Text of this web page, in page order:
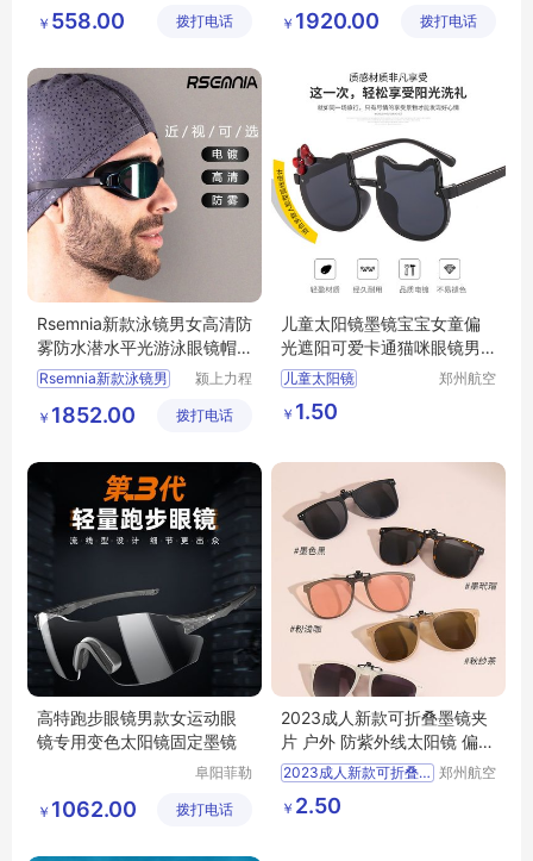
老人眼镜片
有限公司
￥ 558.00 拨打电话
有限公司
￥ 1920.00 拨打电话
Rsemnia新款泳镜男女高清防
雾防水潜水平光游泳眼镜帽
套装备
Rsemnia新款泳镜男
颍上力程
有限公司
￥ 1852.00 拨打电话
儿童太阳镜墨镜宝宝女童偏
光遮阳可爱卡通猫咪眼镜男
童潮个性时尚
儿童太阳镜
宝宝女童偏光遮阳
郑州航空
￥ 1.50
高特跑步眼镜男款女运动眼
镜专用变色太阳镜固定墨镜
阜阳菲勒
公司
￥ 1062.00 拨打电话
2023成人新款可折叠墨镜夹
片 户外 防紫外线太阳镜 偏光
夹片 SSS12
2023成人新款可折叠墨镜夹片
户外
防紫外线太阳镜
偏光夹片
郑州航空
￥ 2.50